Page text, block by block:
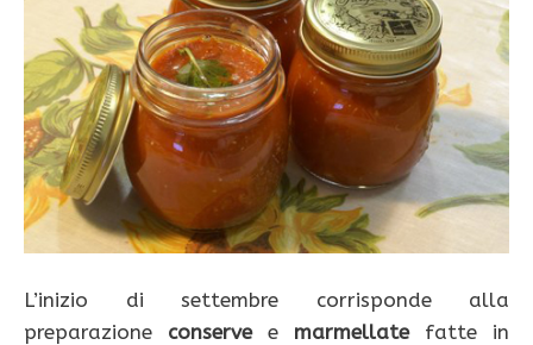
L’inizio di settembre corrisponde alla
preparazione conservee marmellatefatte in